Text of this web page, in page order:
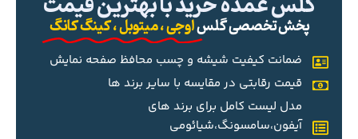
پخش تخصصی گلساوجی ، میتوبل ، کینگ کانگ
ضمانت کیفیت شیشه و چسب محافظ صفحه نمایش
قیمت رقابتی در مقایسه با سایر برند ها
مدل لیست کامل برای برند های
آیفون،سامسونگ،شیائومی